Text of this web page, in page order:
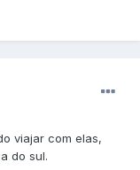
viajar com elas,
do sul.